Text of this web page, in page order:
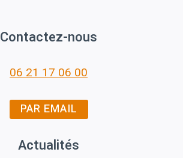
Contactez-nous
06 21 17 06 00
PAR EMAIL
Actualités